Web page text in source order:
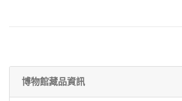
博物館藏品資訊